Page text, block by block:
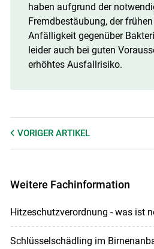
haben aufgrund der
Fremdbestäubung, der
Anfälligkeit gegenüber
leider auch bei guten
erhöhtes Ausfallrisiko.
VORIGER ARTIKEL
Weitere Fachinformation
Hitzeschutzverordnung - was ist
Schlüsselschädling im